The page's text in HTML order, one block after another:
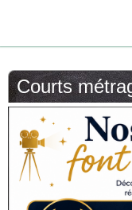
Courts